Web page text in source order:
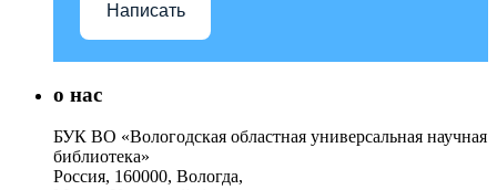
Написать
о нас
БУК ВО «Вологодская областная универсальная научная
библиотека»
Россия, 160000, Вологда,